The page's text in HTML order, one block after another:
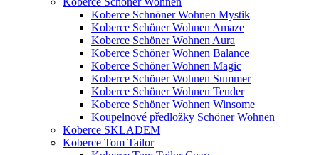
Koberce Schnöner Wohnen Mystik
Koberce Schöner Wohnen Amaze
Koberce Schöner Wohnen Aura
Koberce Schöner Wohnen Balance
Koberce Schöner Wohnen Magic
Koberce Schöner Wohnen Summer
Koberce Schöner Wohnen Tender
Koberce Schöner Wohnen Winsome
Koupelnové předložky Schöner Wohnen
Koberce SKLADEM
Koberce Tom Tailor